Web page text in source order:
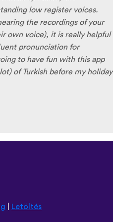
low register voices.
the recordings of your
own voice), it is really helpful
pronunciation for
to have fun with this app
of Turkish before my holiday
Letöltés